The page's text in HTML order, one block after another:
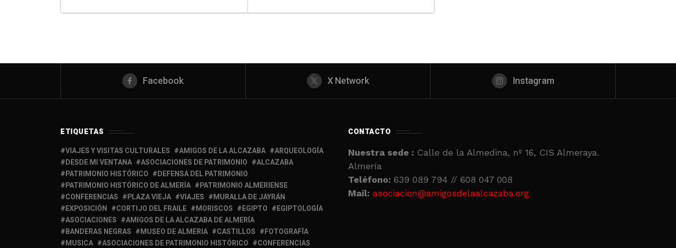
Facebook X Network Instagram
ETIQUETAS
VIAJES Y VISITAS CULTURALES
AMIGOS DE LA ALCAZABA
ARQUEOLOGÍA
DESDE MI VENTANA
ASOCIACIONES DE PATRIMONIO
ALCAZABA
PATRIMONIO HISTÓRICO
DEFENSA DEL PATRIMONIO
PATRIMONIO HISTÓRICO DE ALMERÍA
PATRIMONIO ALMERIENSE
CONFERENCIAS
PLAZA VIEJA VIAJES
MURALLA DE JAYRÁN
EXPOSICIÓN
CORTIJO DEL FRAILE MORISCOS EGIPTO
EGIPTOLOGÍA
ASOCIACIONES
AMIGOS DE LA ALCAZABA DE ALMERÍA
BANDERAS NEGRAS
MUSEO DE ALMERIA CASTILLOS
FOTOGRAFÍA
MUSICA
ASOCIACIONES DE PATRIMONIO HISTÓRICO CONFERENCIAS
CONTACTO
Nuestra sede : Calle de la Almedina, nº 16, CIS Almeraya.
Almería
Teléfono: 639 089 794 // 608 047 008
Mail: asociacion@amigosdelaalcazaba.org